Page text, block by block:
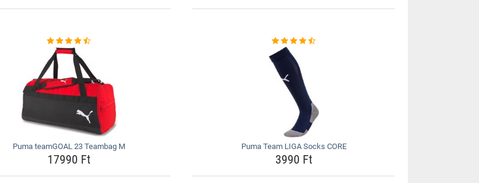
Puma teamGOAL 23 Teambag M
17990 Ft
Puma Team LIGA Socks CORE
3990 Ft